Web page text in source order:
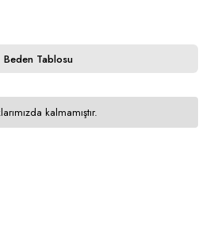
Beden Tablosu
kalmamıştır.